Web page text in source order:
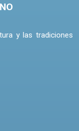
y las tradiciones